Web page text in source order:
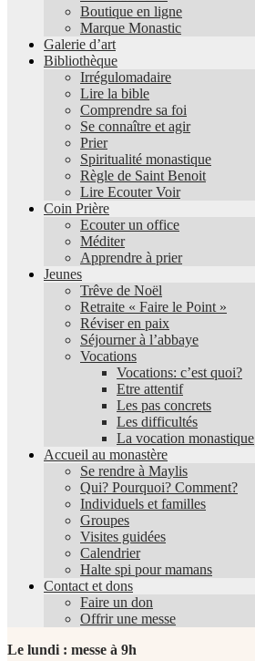
Boutique en ligne
Marque Monastic
Galerie d’art
Bibliothèque
Irrégulomadaire
Lire la bible
Comprendre sa foi
Se connaître et agir
Prier
Spiritualité monastique
Règle de Saint Benoit
Lire Ecouter Voir
Coin Prière
Ecouter un office
Méditer
Apprendre à prier
Jeunes
Trêve de Noël
Retraite « Faire le Point »
Réviser en paix
Séjourner à l’abbaye
Vocations
Vocations: c’est quoi?
Etre attentif
Les pas concrets
Les difficultés
La vocation monastique
Accueil au monastère
Se rendre à Maylis
Qui? Pourquoi? Comment?
Individuels et familles
Groupes
Visites guidées
Calendrier
Halte spi pour mamans
Contact et dons
Faire un don
Offrir une messe
Le lundi : messe à 9h